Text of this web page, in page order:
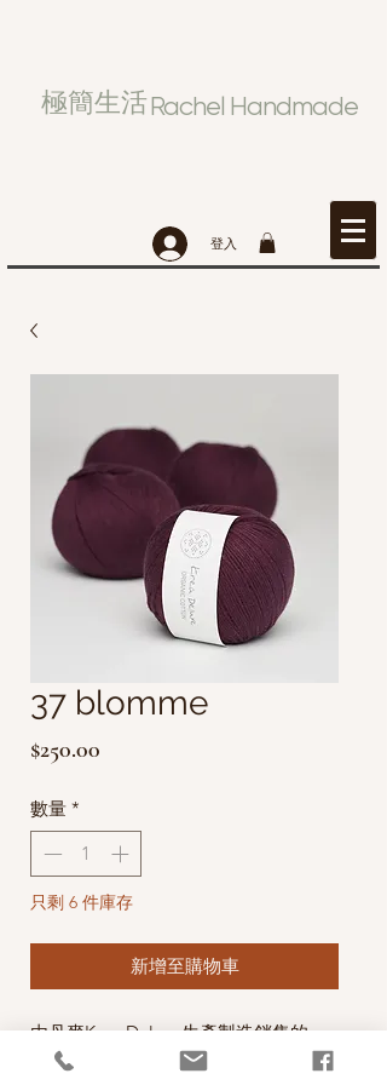
極簡生活Rachel Handmade
登入
37 blomme
$250.00
數量 *
只剩 6 件庫存
新增至購物車
由丹麥Krea Deluxe生產製造銷售的
100% Organic Cotton Yarns (有機棉